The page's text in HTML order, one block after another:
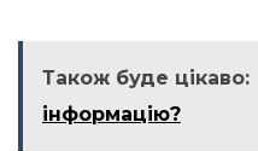
Також буде цікаво:
інформацію?